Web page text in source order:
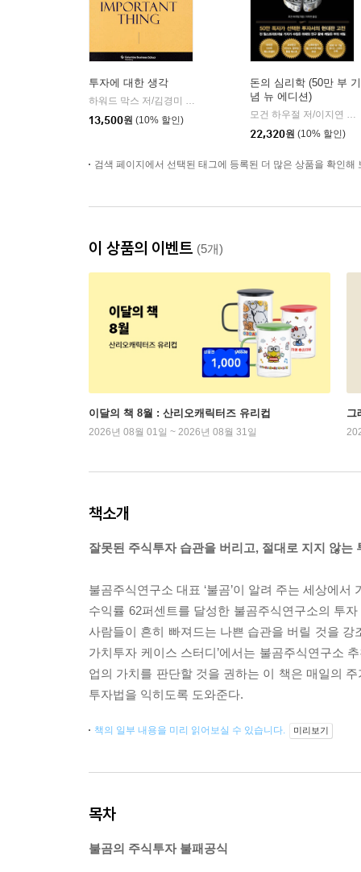
투자에 대한 생각
하워드 막스 저/김경미 역
13,500원 (10% 할인)
돈의 심리학 (50만 부 기
념 뉴 에디션)
모건 하우절 저/이지연 역
22,320원 (10% 할인)
검색 페이지에서 선택된 태그에 등록된 더 많은 상품을 확인해
이 상품의 이벤트 (5개)
이달의 책 8월 : 산리오캐릭터즈 유리컵
2026년 08월 01일 ~ 2026년 08월 31일
그
책소개
잘못된 주식투자 습관을 버리고, 절대로 지지 않는
불곰주식연구소 대표 ‘불곰’이 알려 주는 세상에
수익률 62퍼센트를 달성한 불곰주식연구소의 투자
사람들이 흔히 빠져드는 나쁜 습관을 버릴 것을
가치투자 케이스 스터디’에서는 불곰주식연구소
업의 가치를 판단할 것을 권하는 이 책은 매일의
투자법을 익히도록 도와준다.
책의 일부 내용을 미리 읽어보실 수 있습니다. 미리보기
목차
불곰의 주식투자 불패공식